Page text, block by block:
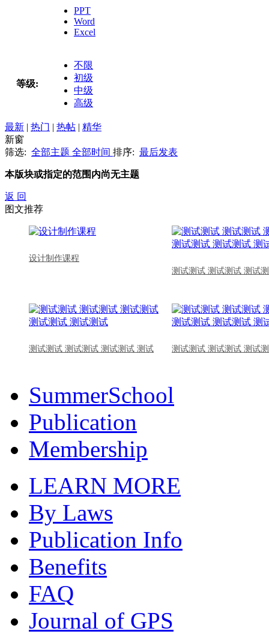
PPT
Word
Excel
等级:
不限
初级
中级
高级
最新 | 热门 | 热帖 | 精华
新窗
筛选: 全部主题 全部时间 排序: 最后发表
本版块或指定的范围内尚无主题
返 回
图文推荐
设计制作课程
测试测试 测试测试 测试
测试测试 测试测试 测试测试 测试 测试测试 测试测试 测试
SummerSchool
Publication
Membership
LEARN MORE
By Laws
Publication Info
Benefits
FAQ
Journal of GPS